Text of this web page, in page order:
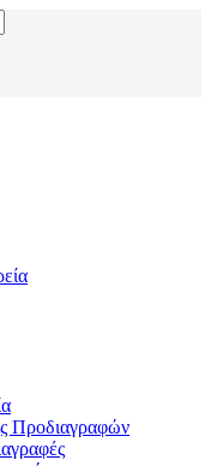
Προδιαγραφών